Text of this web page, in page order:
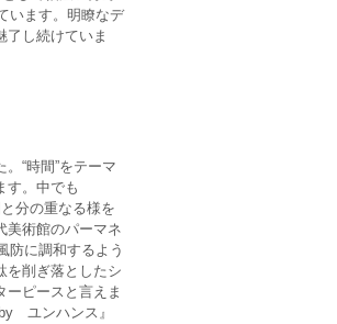
います。明瞭なデ
了し続けていま
“時間”をテーマ
す。中でも
分の重なる様を
美術館のパーマネ
防に調和するよう
を削ぎ落としたシ
ーピースと言えま
ユンハンス』